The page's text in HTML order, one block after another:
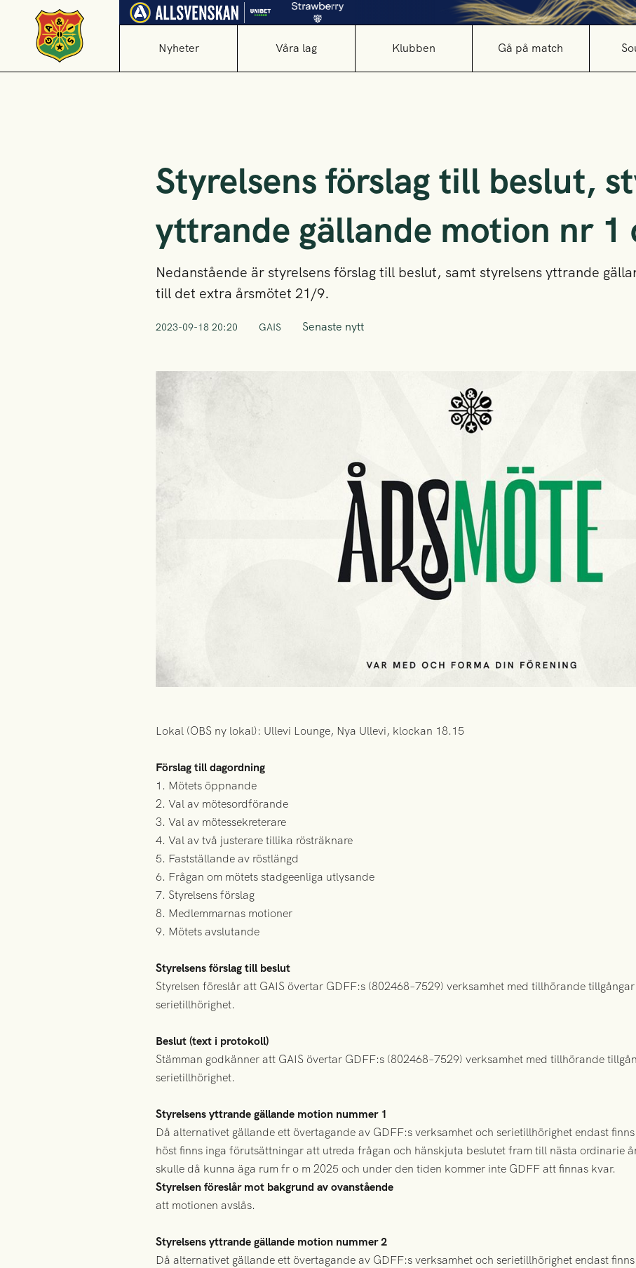
Nyheter Våra lag Klubben Gå på match
Styrelsens förslag till beslut,
yttrande gällande motion nr 1
Nedanstående är styrelsens förslag till beslut, samt styrelsens yttrande
till det extra årsmötet 21/9.
2023-09-18 20:20 GAIS Senaste nytt
Lokal (OBS ny lokal): Ullevi Lounge, Nya Ullevi, klockan 18.15
Förslag till dagordning
1. Mötets öppnande
2. Val av mötesordförande
3. Val av mötessekreterare
4. Val av två justerare tillika rösträknare
5. Fastställande av röstlängd
6. Frågan om mötets stadgeenliga utlysande
7. Styrelsens förslag
8. Medlemmarnas motioner
9. Mötets avslutande
Styrelsens förslag till beslut
Styrelsen föreslår att GAIS övertar GDFF:s (802468–7529) verksamhet med tillhörande
serietillhörighet.
Beslut (text i protokoll)
Stämman godkänner att GAIS övertar GDFF:s (802468–7529) verksamhet med tillhörande
serietillhörighet.
Styrelsens yttrande gällande motion nummer 1
Då alternativet gällande ett övertagande av GDFF:s verksamhet och serietillhörighet endast
höst finns inga förutsättningar att utreda frågan och hänskjuta beslutet fram till nästa ordinarie
skulle då kunna äga rum fr o m 2025 och under den tiden kommer inte GDFF att finnas kvar.
Styrelsen föreslår mot bakgrund av ovanstående
att motionen avslås.
Styrelsens yttrande gällande motion nummer 2
Då alternativet gällande ett övertagande av GDFF:s verksamhet och serietillhörighet endast